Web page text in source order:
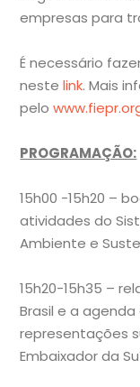
empresas para
É necessário
neste link. Mais
pelo
PROGRAMAÇÃO:
15h00 -15h20 –
atividades do
Ambiente e
15h20-15h35 –
Brasil e a
representações
Embaixador da